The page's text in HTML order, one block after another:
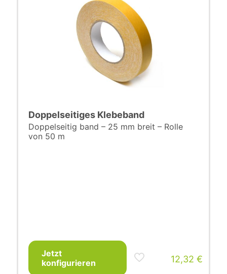
Doppelseitiges Klebeband
Doppelseitig band – 25 mm breit – Rolle
von 50 m
12,32 €
Jetzt
konfigurieren